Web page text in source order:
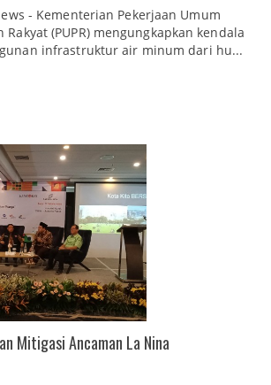
- Kementerian Pekerjaan Umum
(PUPR) mengungkapkan kendala
infrastruktur air minum dari hu...
Mitigasi Ancaman La Nina